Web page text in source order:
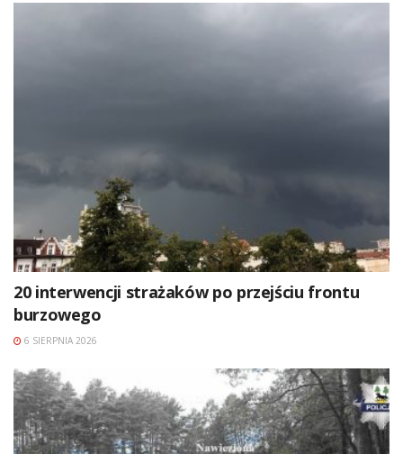
20 interwencji strażaków po przejściu frontu
burzowego
6 SIERPNIA 2026